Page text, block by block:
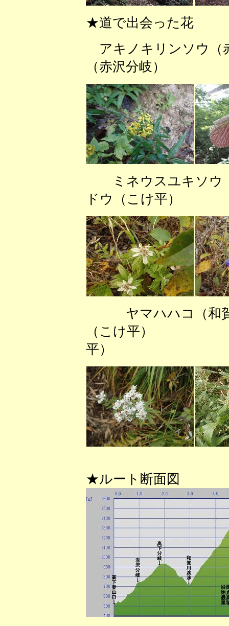
★道で出会った花
アキノキリンソ
（赤沢分岐） モ
ミネウスユキソ
ドウ（こけ平
ヤマハハコ（
（こけ平） ウ
平）
★ルート断面図